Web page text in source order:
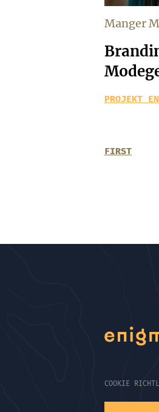
Manger
PROJEKT
FIRST
COOKIE